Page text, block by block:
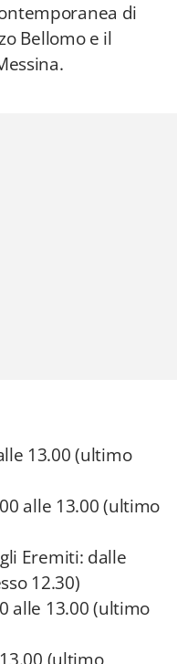
di
Bellomo e il
13.00 (ultimo
alle 13.00 (ultimo
Eremiti: dalle
12.30)
alle 13.00 (ultimo